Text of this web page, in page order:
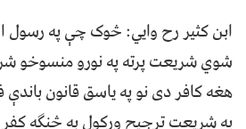
ابن کثير رح وايي: څوک چې په رسول
شوي شريعت پرته په نورو منسوخو
هغه کافر دی نو په ياسق قانون
په شريعت ترجيح ورکول به څنګه